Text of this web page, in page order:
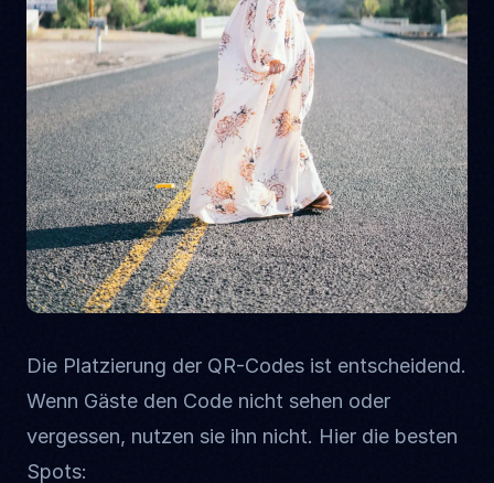
Die Platzierung der QR-Codes ist entscheidend.
Wenn Gäste den Code nicht sehen oder
vergessen, nutzen sie ihn nicht. Hier die besten
Spots: